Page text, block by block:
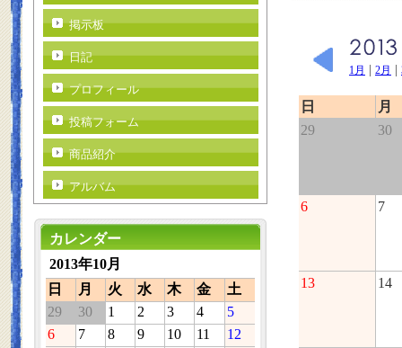
1月 | 2月 |
日
月
29
30
6 7
13 14
掲示板
日記
プロフィール
投稿フォーム
商品紹介
アルバム
カレンダー
2013年10月
日
月 火 水 木 金
土
29
30 1 2 3 4
5
6
7 8 9 10 11
12